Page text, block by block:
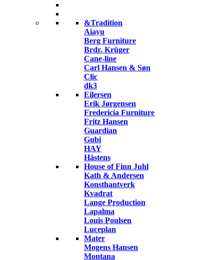
&Tradition
Aiayu
Berg Furniture
Brdr. Krüger
Cane-line
Carl Hansen & Søn
Clic
dk3
Eilersen
Erik Jørgensen
Fredericia Furniture
Fritz Hansen
Guardian
Gubi
HAY
Hästens
House of Finn Juhl
Kath & Andersen
Konsthantverk
Kvadrat
Lange Production
Lapalma
Louis Poulsen
Luceplan
Mater
Mogens Hansen
Montana